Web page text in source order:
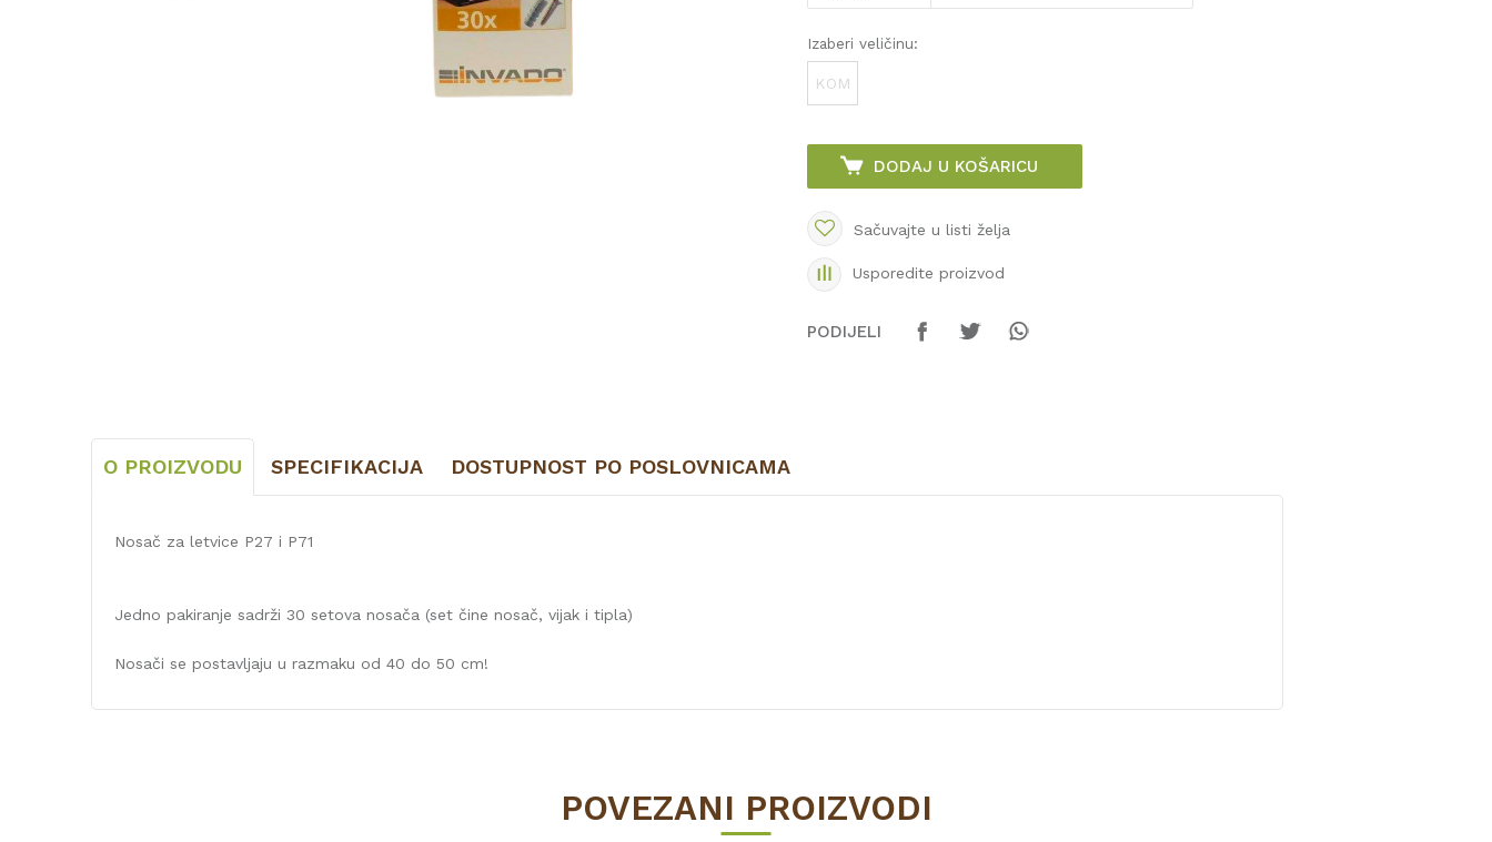
Izaberi veličinu:
KOM
DODAJ U KOŠARICU
Sačuvajte u listi želja
Usporedite proizvod
PODIJELI
O PROIZVODU SPECIFIKACIJA DOSTUPNOST PO POSLOVNICAMA
Nosač za letvice P27 i P71
Jedno pakiranje sadrži 30 setova nosača (set čine nosač, vijak i tipla)
Nosači se postavljaju u razmaku od 40 do 50 cm!
Invado
POVEZANI PROIZVODI